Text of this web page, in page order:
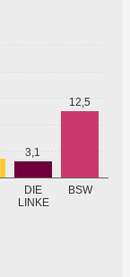
DIE
LINKE
BSW
3,1
12,5